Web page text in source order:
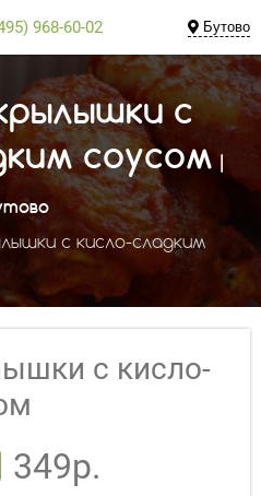
968-60-02 Бутово
с
соусом |
с кисло-сладким
с кисло-
349р.